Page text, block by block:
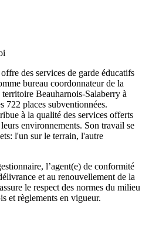
des services de garde éducatifs
bureau coordonnateur de la
Beauharnois-Salaberry à
722 places subventionnées.
à la qualité des services offerts
environnements. Son travail se
l'un sur le terrain, l'autre
l’agent(e) de conformité
et au renouvellement de la
le respect des normes du milieu
et règlements en vigueur.